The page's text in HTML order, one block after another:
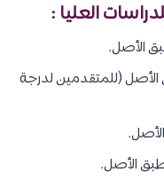
العليا :
الأصل.
(للمتقدمين لدرجة
الأصل.